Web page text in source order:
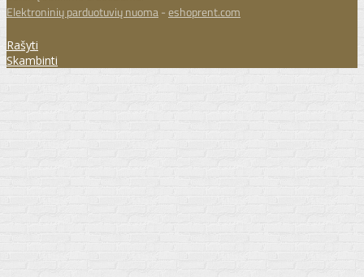
Elektroninių parduotuvių nuoma-eshoprent.com
Rašyti
Skambinti